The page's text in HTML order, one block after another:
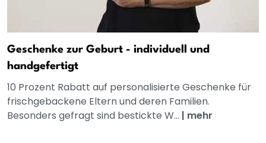
Geschenke zur Geburt - individuell und
handgefertigt
10 Prozent Rabatt auf personalisierte Geschenke für
frischgebackene Eltern und deren Familien.
Besonders gefragt sind bestickte W... | mehr